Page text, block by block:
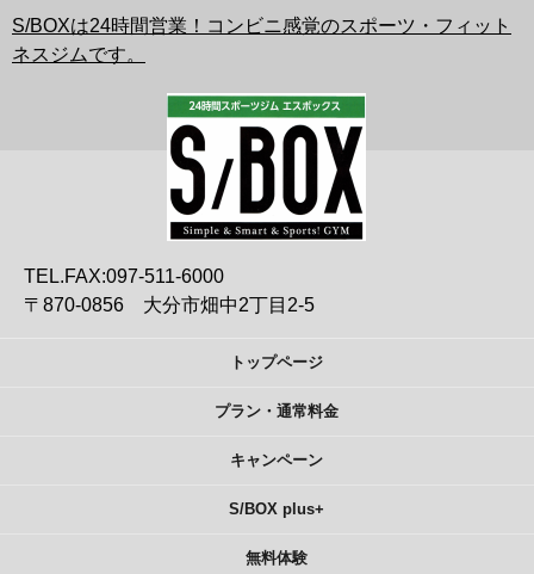
S/BOXは24時間営業！コンビニ感覚のスポーツ・フィット
ネスジムです。
TEL.FAX:097-511-6000
〒870-0856 大分市畑中2丁目2-5
トップページ
プラン・通常料金
キャンペーン
S/BOX plus+
無料体験